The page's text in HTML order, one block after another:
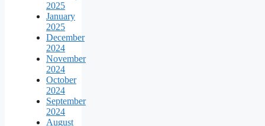
2025
January
2025
December
2024
November
2024
October
2024
September
2024
August